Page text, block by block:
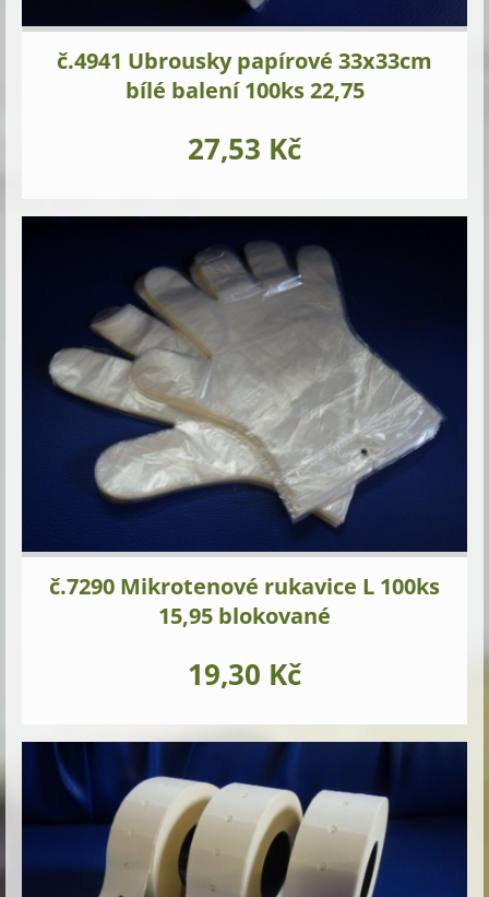
č.4941 Ubrousky papírové 33x33cm
bílé balení 100ks 22,75
27,53 Kč
č.7290 Mikrotenové rukavice L 100ks
15,95 blokované
19,30 Kč